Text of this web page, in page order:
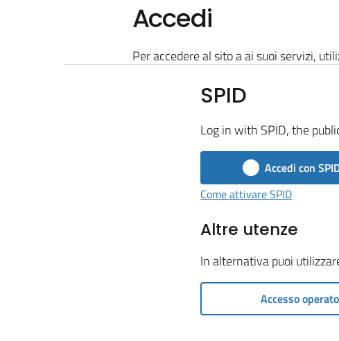
Accedi
Per accedere al sito a ai suoi servizi,
SPID
Log in with SPID, the
Accedi con
Come attivare SPID
Altre utenze
In alternativa puoi
Accesso